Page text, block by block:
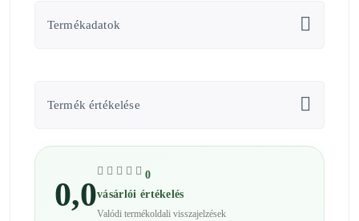
Termékadatok
Termék értékelése
0,0
0
vásárlói értékelés
Valódi termékoldali visszajelzések